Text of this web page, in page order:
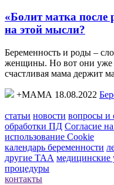
«Болит матка
на этой мысли?
Беременность и роды –
женщины. Но вот они уже
счастливая мама держит
+МАМА 18.08.2022
статьи новости вопросы и
обработки ПД Согласие
использование Cookie
календарь беременности
другие ТАА медицинские
процедуры
контакты